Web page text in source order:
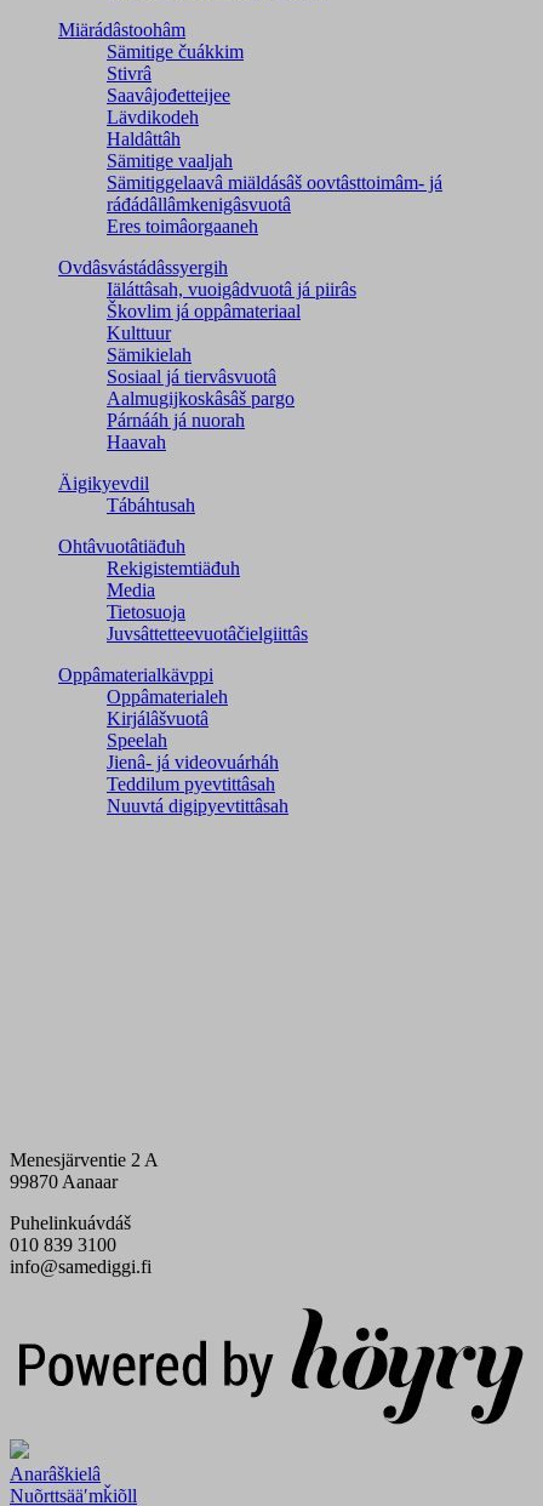
Miärádâstoohâm
Sämitige čuákkim
Stivrâ
Saavâjođetteijee
Lävdikodeh
Haldâttâh
Sämitige vaaljah
Sämitiggelaavâ miäldásâš oovtâsttoimâm- já
ráđádâllâmkenigâsvuotâ
Eres toimâorgaaneh
Ovdâsvástádâssyergih
Iäláttâsah, vuoigâdvuotâ já piirâs
Škovlim já oppâmateriaal
Kulttuur
Sämikielah
Sosiaal já tiervâsvuotâ
Aalmugijkoskâsâš pargo
Párnááh já nuorah
Haavah
Äigikyevdil
Tábáhtusah
Ohtâvuotâtiäđuh
Rekigistemtiäđuh
Media
Tietosuoja
Juvsâttetteevuotâčielgiittâs
Oppâmaterialkävppi
Oppâmaterialeh
Kirjálâšvuotâ
Speelah
Jienâ- já videovuárháh
Teddilum pyevtittâsah
Nuuvtá digipyevtittâsah
Menesjärventie 2 A
99870 Aanaar
Puhelinkuávdáš
010 839 3100
info@samediggi.fi
Anarâškielâ
Nuõrttsääʹmǩiõll